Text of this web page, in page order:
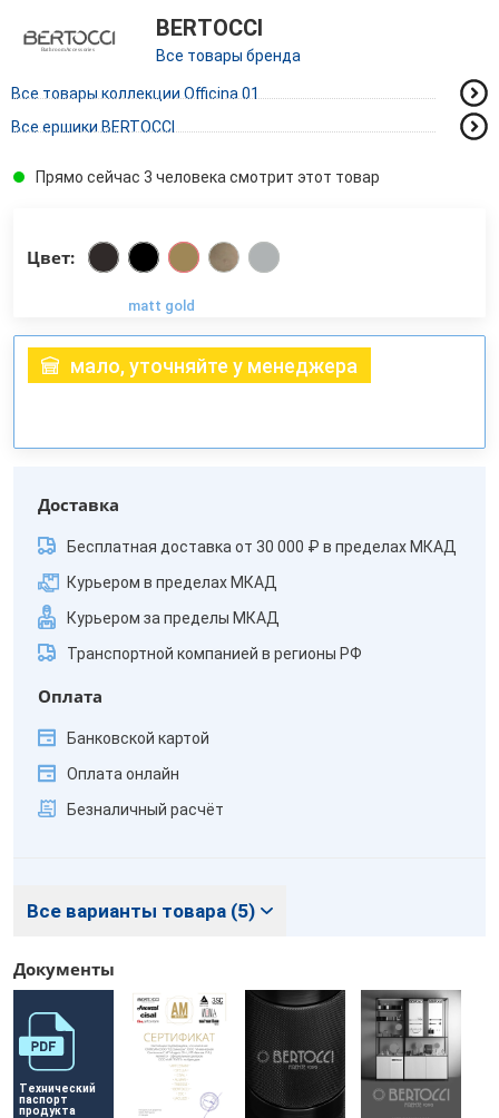
BERTOCCI
Все товары бренда
Все товары коллекции Officina 01
Все ершики BERTOCCI
Прямо сейчас 3 человека смотрит этот товар
Цвет:
matt gold
мало, уточняйте у менеджера
Доставка
Бесплатная доставка от 30 000 ₽ в пределах МКАД
Курьером в пределах МКАД
Курьером за пределы МКАД
Транспортной компанией в регионы РФ
Оплата
Банковской картой
Оплата онлайн
Безналичный расчёт
Все варианты товара (5)
Документы
Технический
паспорт
продукта